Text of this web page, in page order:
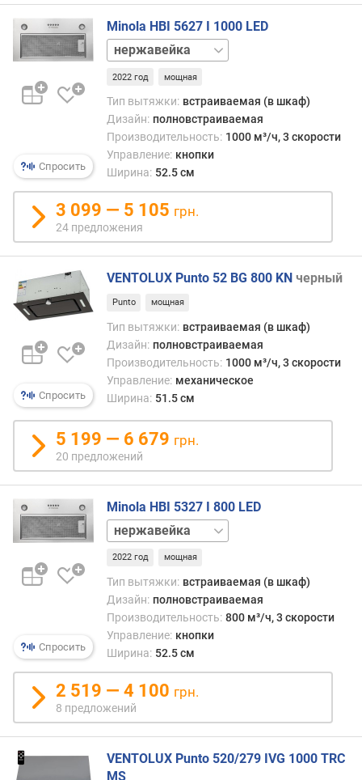
.
(
м
/
п
р
о
и
з
в
д
и
т
л
ь
о
ь
(
и
н
т
е
с
и
й
р
е
ж
и
м
)
Спросить
Minola HBI 5627 I 1000 LED
серый
слоновая
кость
2022 год мощная
Тип вытяжки: встраиваемая (в шкаф)
Дизайн: полновстраиваемая
Производительность: 1000 м³/ч, 3 скорости
Управление: кнопки
Ширина: 52.5 см
3 099 — 5 105 грн.
24 предложения
Спросить
VENTOLUX Punto 52 BG 800 KN черный
Punto мощная
Тип вытяжки: встраиваемая (в шкаф)
Дизайн: полновстраиваемая
Производительность: 1000 м³/ч, 3 скорости
Управление: механическое
Ширина: 51.5 см
5 199 — 6 679 грн.
20 предложений
Спросить
Minola HBI 5327 I 800 LED
белый
серый
слоновая
кость
черный
2022 год мощная
Тип вытяжки: встраиваемая (в шкаф)
Дизайн: полновстраиваемая
Производительность: 800 м³/ч, 3 скорости
Управление: кнопки
Ширина: 52.5 см
2 519 — 4 100 грн.
8 предложений
VENTOLUX Punto 520/279 IVG 1000 TRC
MS